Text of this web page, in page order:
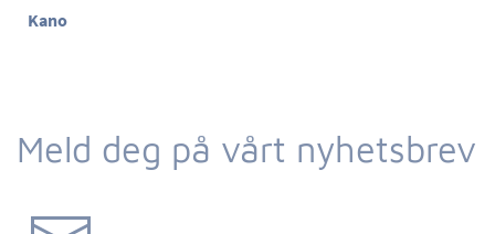
Kano
Meld deg på vårt nyhetsbrev